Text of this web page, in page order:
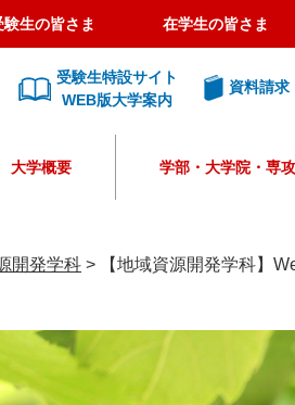
験生の皆さま 在学生の皆さま
受験生特設サイト
WEB版大学案内
資料請求
大学概要 学部・大学院・専
開発学科 > 【地域資源開発学科】